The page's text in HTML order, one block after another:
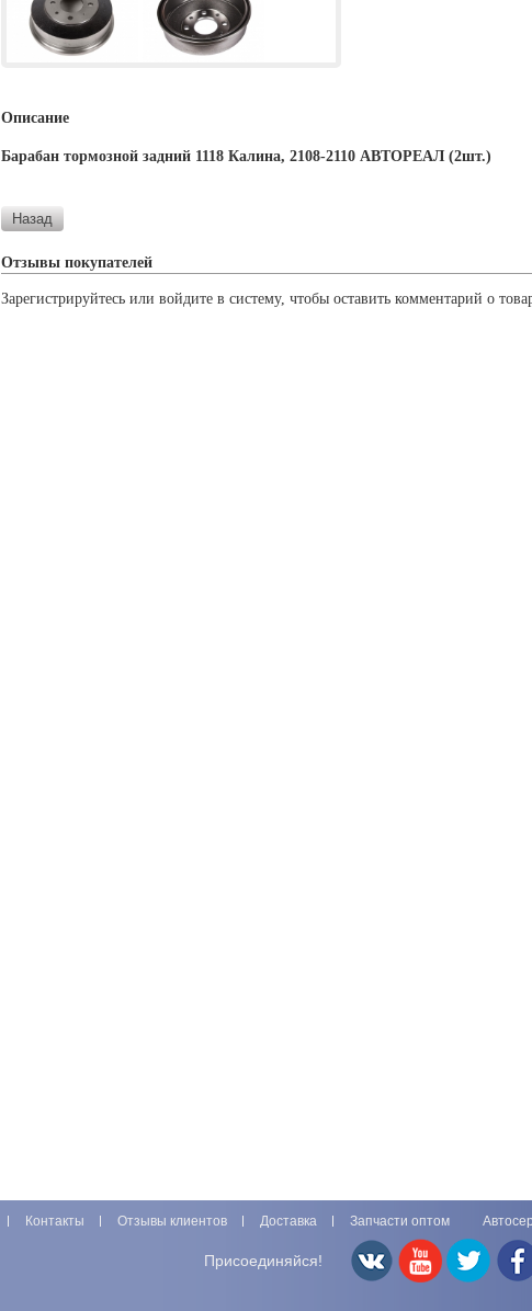
Описание
Барабан тормозной задний 1118 Калина, 2108-2110 АВТОРЕАЛ (2шт.)
Отзывы покупателей
Зарегистрируйтесь или войдите в систему, чтобы оставить комментарий о
Контакты Отзывы клиентов Доставка Запчасти оптом
Присоединяйся!